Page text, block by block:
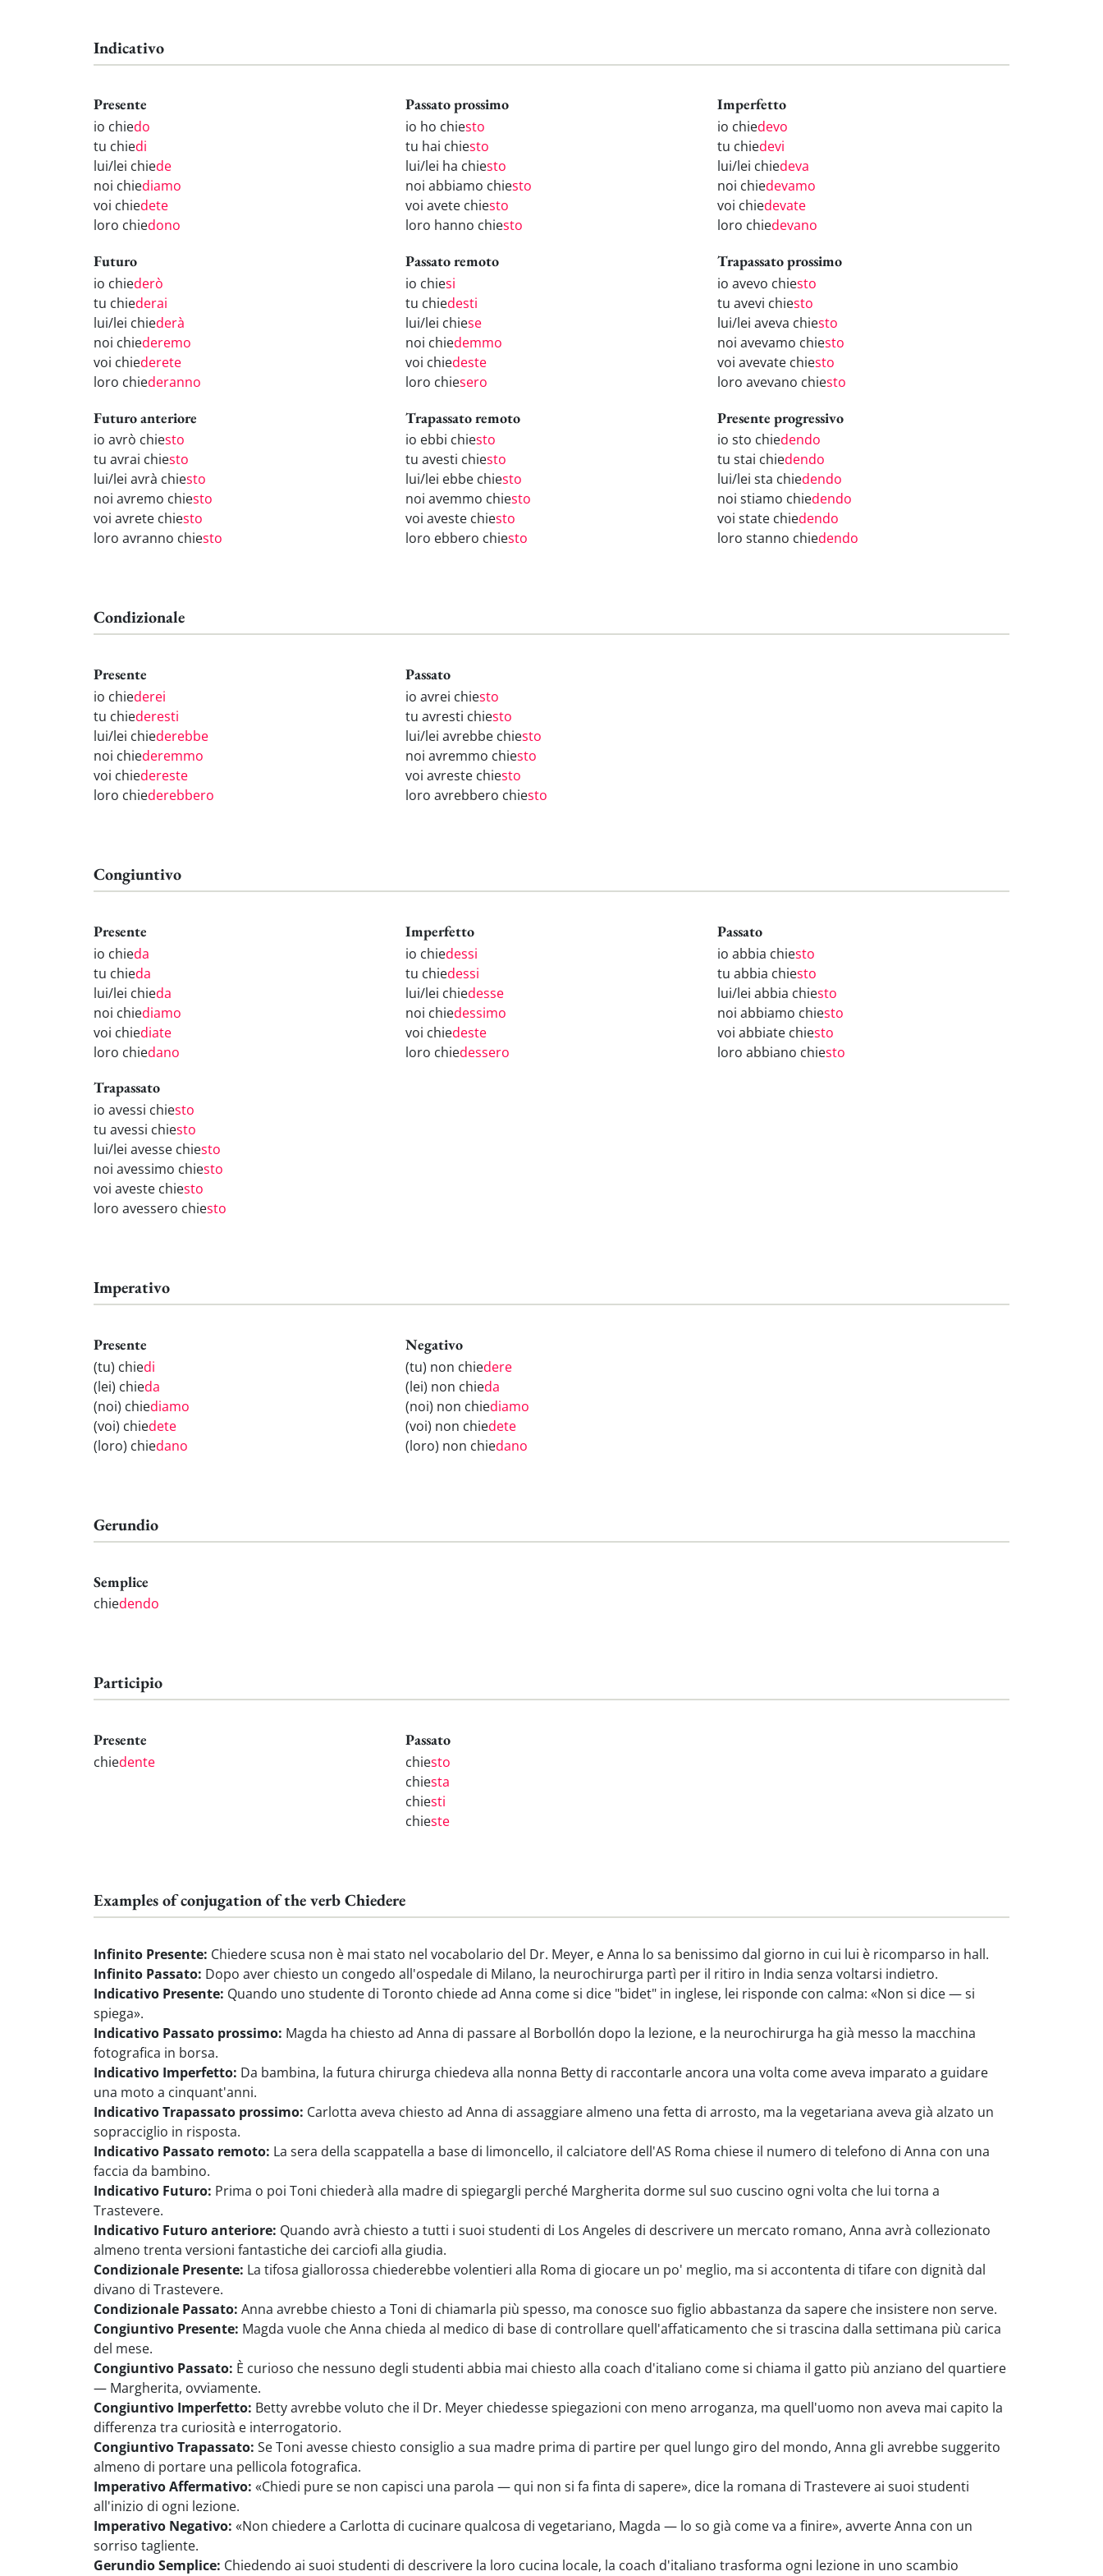
Indicativo
Presente
io chiedo
tu chiedi
lui/lei chiede
noi chiediamo
voi chiedete
loro chiedono
Passato prossimo
io ho chiesto
tu hai chiesto
lui/lei ha chiesto
noi abbiamo chiesto
voi avete chiesto
loro hanno chiesto
Imperfetto
io chiedevo
tu chiedevi
lui/lei chiedeva
noi chiedevamo
voi chiedevate
loro chiedevano
Futuro
io chiederò
tu chiederai
lui/lei chiederà
noi chiederemo
voi chiederete
loro chiederanno
Passato remoto
io chiesi
tu chiedesti
lui/lei chiese
noi chiedemmo
voi chiedeste
loro chiesero
Trapassato prossimo
io avevo chiesto
tu avevi chiesto
lui/lei aveva chiesto
noi avevamo chiesto
voi avevate chiesto
loro avevano chiesto
Futuro anteriore
io avrò chiesto
tu avrai chiesto
lui/lei avrà chiesto
noi avremo chiesto
voi avrete chiesto
loro avranno chiesto
Trapassato remoto
io ebbi chiesto
tu avesti chiesto
lui/lei ebbe chiesto
noi avemmo chiesto
voi aveste chiesto
loro ebbero chiesto
Presente progressivo
io sto chiedendo
tu stai chiedendo
lui/lei sta chiedendo
noi stiamo chiedendo
voi state chiedendo
loro stanno chiedendo
Condizionale
Presente
io chiederei
tu chiederesti
lui/lei chiederebbe
noi chiederemmo
voi chiedereste
loro chiederebbero
Passato
io avrei chiesto
tu avresti chiesto
lui/lei avrebbe chiesto
noi avremmo chiesto
voi avreste chiesto
loro avrebbero chiesto
Congiuntivo
Presente
io chieda
tu chieda
lui/lei chieda
noi chiediamo
voi chiediate
loro chiedano
Imperfetto
io chiedessi
tu chiedessi
lui/lei chiedesse
noi chiedessimo
voi chiedeste
loro chiedessero
Passato
io abbia chiesto
tu abbia chiesto
lui/lei abbia chiesto
noi abbiamo chiesto
voi abbiate chiesto
loro abbiano chiesto
Trapassato
io avessi chiesto
tu avessi chiesto
lui/lei avesse chiesto
noi avessimo chiesto
voi aveste chiesto
loro avessero chiesto
Imperativo
Presente
(tu) chiedi
(lei) chieda
(noi) chiediamo
(voi) chiedete
(loro) chiedano
Negativo
(tu) non chiedere
(lei) non chieda
(noi) non chiediamo
(voi) non chiedete
(loro) non chiedano
Gerundio
Semplice
chiedendo
Participio
Presente
chiedente
Passato
chiesto
chiesta
chiesti
chieste
Examples of conjugation of the verb Chiedere
Infinito Presente: Chiedere scusa non è mai stato nel vocabolario del Dr. Meyer, e Anna lo sa benissimo dal giorno in cui lui è ricomparso in hall.
Infinito Passato: Dopo aver chiesto un congedo all'ospedale di Milano, la neurochirurga partì per il ritiro in India senza voltarsi indietro.
Indicativo Presente: Quando uno studente di Toronto chiede ad Anna come si dice "bidet" in inglese, lei risponde con calma: «Non si dice — si
spiega».
Indicativo Passato prossimo: Magda ha chiesto ad Anna di passare al Borbollón dopo la lezione, e la neurochirurga ha già messo la macchina
fotografica in borsa.
Indicativo Imperfetto: Da bambina, la futura chirurga chiedeva alla nonna Betty di raccontarle ancora una volta come aveva imparato a guidare
una moto a cinquant'anni.
Indicativo Trapassato prossimo: Carlotta aveva chiesto ad Anna di assaggiare almeno una fetta di arrosto, ma la vegetariana aveva già alzato un
sopracciglio in risposta.
Indicativo Passato remoto: La sera della scappatella a base di limoncello, il calciatore dell'AS Roma chiese il numero di telefono di Anna con una
faccia da bambino.
Indicativo Futuro: Prima o poi Toni chiederà alla madre di spiegargli perché Margherita dorme sul suo cuscino ogni volta che lui torna a
Trastevere.
Indicativo Futuro anteriore: Quando avrà chiesto a tutti i suoi studenti di Los Angeles di descrivere un mercato romano, Anna avrà collezionato
almeno trenta versioni fantastiche dei carciofi alla giudia.
Condizionale Presente: La tifosa giallorossa chiederebbe volentieri alla Roma di giocare un po' meglio, ma si accontenta di tifare con dignità dal
divano di Trastevere.
Condizionale Passato: Anna avrebbe chiesto a Toni di chiamarla più spesso, ma conosce suo figlio abbastanza da sapere che insistere non serve.
Congiuntivo Presente: Magda vuole che Anna chieda al medico di base di controllare quell'affaticamento che si trascina dalla settimana più carica
del mese.
Congiuntivo Passato: È curioso che nessuno degli studenti abbia mai chiesto alla coach d'italiano come si chiama il gatto più anziano del quartiere
— Margherita, ovviamente.
Congiuntivo Imperfetto: Betty avrebbe voluto che il Dr. Meyer chiedesse spiegazioni con meno arroganza, ma quell'uomo non aveva mai capito la
differenza tra curiosità e interrogatorio.
Congiuntivo Trapassato: Se Toni avesse chiesto consiglio a sua madre prima di partire per quel lungo giro del mondo, Anna gli avrebbe suggerito
almeno di portare una pellicola fotografica.
Imperativo Affermativo: «Chiedi pure se non capisci una parola — qui non si fa finta di sapere», dice la romana di Trastevere ai suoi studenti
all'inizio di ogni lezione.
Imperativo Negativo: «Non chiedere a Carlotta di cucinare qualcosa di vegetariano, Magda — lo so già come va a finire», avverte Anna con un
sorriso tagliente.
Gerundio Semplice: Chiedendo ai suoi studenti di descrivere la loro cucina locale, la coach d'italiano trasforma ogni lezione in uno scambio